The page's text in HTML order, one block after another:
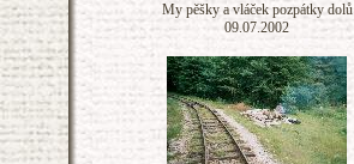
My pěšky a vláček pozpátky dolů
09.07.2002